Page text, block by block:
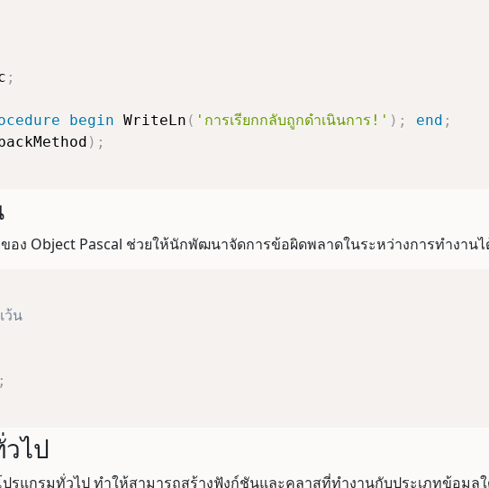
;
begin WriteLn ( 'การเรียกกลับถูกดำเนินการ!' ) ; end ;
) ;
อง Object Pascal ช่วยให้นักพัฒนาจัดการข้อผิดพลาดในระหว่างการทำงาน
ว้น
;
ไป
รแกรมทั่วไป ทำให้สามารถสร้างฟังก์ชันและคลาสที่ทำงานกับประเภทข้อมูล